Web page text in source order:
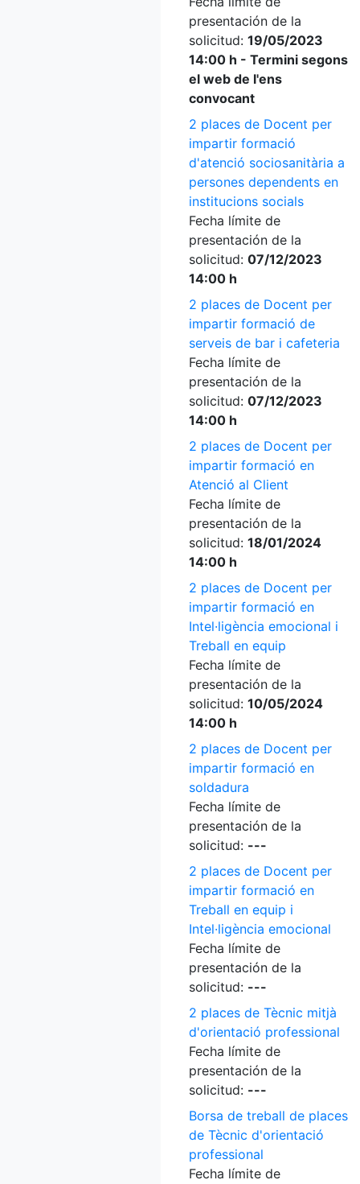
presentación de la
solicitud: 19/05/2023
14:00 h - Termini segons
el web de l'ens
convocant
2 places de Docent per
impartir formació
d'atenció sociosanitària a
persones dependents en
institucions socials
Fecha límite de
presentación de la
solicitud: 07/12/2023
14:00 h
2 places de Docent per
impartir formació de
serveis de bar i cafeteria
Fecha límite de
presentación de la
solicitud: 07/12/2023
14:00 h
2 places de Docent per
impartir formació en
Atenció al Client
Fecha límite de
presentación de la
solicitud: 18/01/2024
14:00 h
2 places de Docent per
impartir formació en
Intel·ligència emocional i
Treball en equip
Fecha límite de
presentación de la
solicitud: 10/05/2024
14:00 h
2 places de Docent per
impartir formació en
soldadura
Fecha límite de
presentación de la
solicitud: ---
2 places de Docent per
impartir formació en
Treball en equip i
Intel·ligència emocional
Fecha límite de
presentación de la
solicitud: ---
2 places de Tècnic mitjà
d'orientació professional
Fecha límite de
presentación de la
solicitud: ---
Borsa de treball de places
de Tècnic d'orientació
professional
Fecha límite de